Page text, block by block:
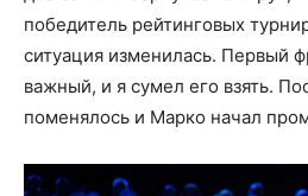
победитель рейтинговых
ситуация изменилась. Первый
важный, и я сумел его взять.
поменялось и Марко начал